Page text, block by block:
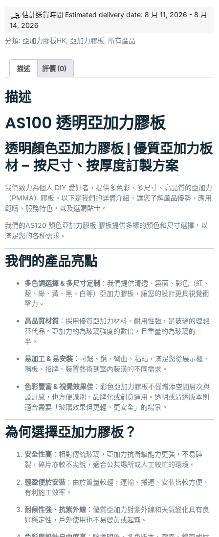
估計送貨時間 Estimated delivery date: 8 月 11, 2026 - 8 月
14, 2026
分類: 亞加力膠板HK 亞加力膠板 所有產品
描述 評價 (0)
描述
AS100 透明亞加力膠板
透明顏色亞加力膠板 | 優質亞加力板
材 – 按尺寸、按厚度訂製方案
我們致力為個人 DIY 愛好者，提供多色彩、多尺寸、高品質的亞加力
（PMMA）膠板。以下是我們的詳盡介紹，讓您了解產品優勢、應用
範疇、服務特色，以及選購貼士。
我們的AS120 顏色亞加力膠板 膠板提供多樣的顏色和尺寸選擇，以
滿足您的各種需求。
我們的產品亮點
多色調選擇 & 多尺寸定制 ：我們提供清透、霧面、彩色（紅、
藍、綠、黃、黑、白等）亞加力膠板，讓您的設計更具視覺衝
擊力。
高品質材質 ：採用優質亞加力材料、耐用性強，是玻璃的理想
替代品。亞加力約為玻璃強度的數倍，且重量約為玻璃的一
半。
易加工 & 易安裝 ：可鋸、鑽、彎曲、粘貼，滿足您從展示櫃、
隔板、招牌、裝置藝術到室內裝潢的不同需求。
色彩豐富 & 視覺效果佳 ：彩色亞加力膠板不僅增添空間層次與
設計感，也方便識別、品牌化或創意運用。透明或清透版本則
適合需要「玻璃效果但更輕、更安全」的場景。
為何選擇亞加力膠板？
安全性高 ：相對傳統玻璃，亞加力抗衝擊能力更強，不易碎
裂，碎片亦較不尖銳，適合公共場所或人工較忙的環境。
輕盈便於安裝 ：由於質量較輕，運輸、搬運、安裝皆較方便，
有利施工效率。
耐候性強、抗紫外線 ：優質亞加力對紫外線和天氣變化具有良
好穩定性，戶外使用也不易變黃或起霧。